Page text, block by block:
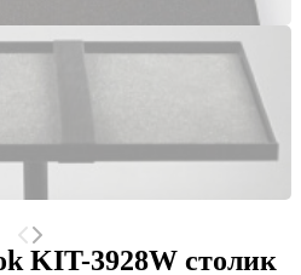
KIT-3928W столик